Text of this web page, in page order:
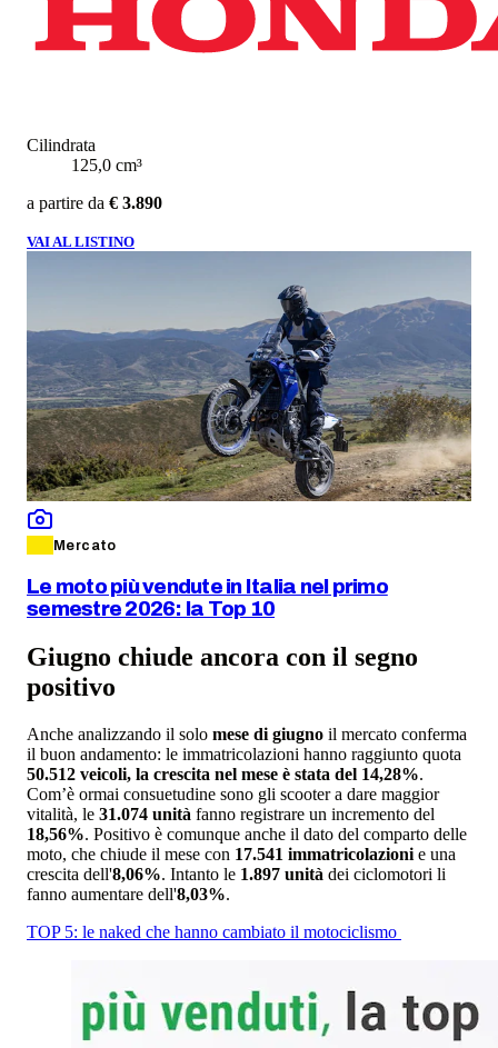
Cilindrata
125,0 cm³
a partire da € 3.890
VAI AL LISTINO
Mercato
Le moto più vendute in Italia nel primo
semestre 2026: la Top 10
Giugno chiude ancora con il segno
positivo
Anche analizzando il solo mese di giugno il mercato conferma
il buon andamento: le immatricolazioni hanno raggiunto quota
50.512 veicoli, la crescita nel mese è stata del 14,28%.
Com’è ormai consuetudine sono gli scooter a dare maggior
vitalità, le 31.074 unità fanno registrare un incremento del
18,56%. Positivo è comunque anche il dato del comparto delle
moto, che chiude il mese con 17.541 immatricolazioni e una
crescita dell'8,06%. Intanto le 1.897 unità dei ciclomotori li
fanno aumentare dell'8,03%.
TOP 5: le naked che hanno cambiato il motociclismo